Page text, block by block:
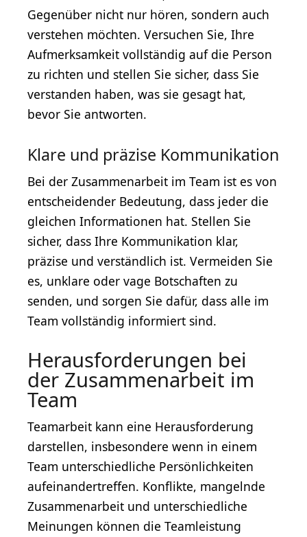
Gegenüber nicht nur hören, sondern auch
verstehen möchten. Versuchen Sie, Ihre
Aufmerksamkeit vollständig auf die Person
zu richten und stellen Sie sicher, dass Sie
verstanden haben, was sie gesagt hat,
bevor Sie antworten.
Klare und präzise Kommunikation
Bei der Zusammenarbeit im Team ist es von
entscheidender Bedeutung, dass jeder die
gleichen Informationen hat. Stellen Sie
sicher, dass Ihre Kommunikation klar,
präzise und verständlich ist. Vermeiden Sie
es, unklare oder vage Botschaften zu
senden, und sorgen Sie dafür, dass alle im
Team vollständig informiert sind.
Herausforderungen bei
der Zusammenarbeit im
Team
Teamarbeit kann eine Herausforderung
darstellen, insbesondere wenn in einem
Team unterschiedliche Persönlichkeiten
aufeinandertreffen. Konflikte, mangelnde
Zusammenarbeit und unterschiedliche
Meinungen können die Teamleistung